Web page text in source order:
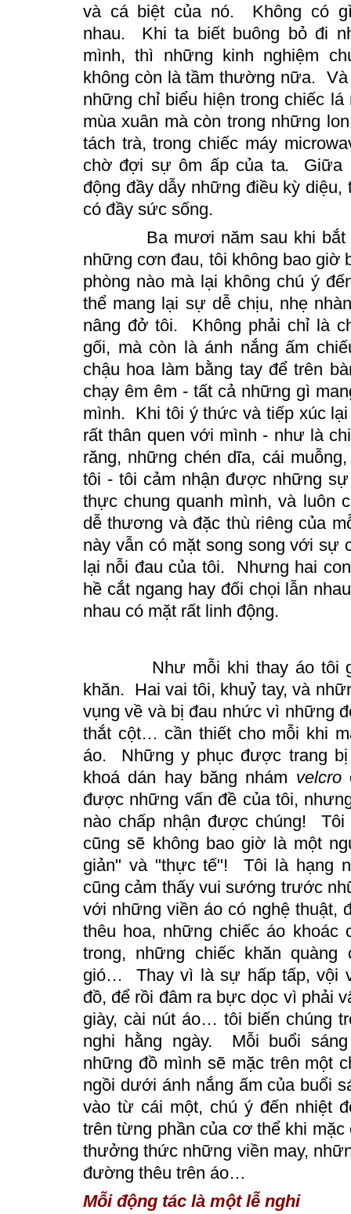
và cá biệt của nó. Không có
nhau. Khi ta biết buông bỏ đi
mình, thì những kinh nghiệm
không còn là tầm thường nữa. Và
những chỉ biểu hiện trong chiếc
mùa xuân mà còn trong những
tách trà, trong chiếc máy
chờ đợi sự ôm ấp của ta.
Giữa
động đầy dẫy những điều kỳ diệu,
có đầy sức sống.
Ba mươi năm sau khi bắt
những cơn đau, tôi không bao giờ
phòng nào mà lại không chú ý
thể mang lại sự dễ chịu, nhẹ
nâng đở tôi. Không phải chỉ là
gối, mà còn là ánh nắng ấm
chậu hoa làm bằng tay để trên
chạy êm êm - tất cả những gì
mình. Khi tôi ý thức và tiếp xúc
rất thân quen với mình - như là
răng, những chén dĩa, cái
tôi - tôi cảm nhận được những
thực chung quanh mình, và luôn
dễ thương và đặc thù riêng của
này vẫn có mặt song song với sự
lại nỗi đau của tôi. Nhưng hai
hề cắt ngang hay đối chọi lẫn
nhau có mặt rất linh động.
Như mỗi khi thay áo tôi
khăn. Hai vai tôi, khuỷ tay, và
vụng về và bị đau nhức vì những
thắt cột… cần thiết cho mỗi khi
áo. Những y phục được trang
khoá dán hay băng nhám velcro
được những vấn đề của tôi,
nào chấp nhận được chúng!
cũng sẽ không bao giờ là một
giản" và "thực tế"! Tôi là hạng
cũng cảm thấy vui sướng trước
với những viền áo có nghệ thuật,
thêu hoa, những chiếc áo khoác
trong, những chiếc khăn quàng
gió… Thay vì là sự hấp tấp, vội
đồ, để rồi đâm ra bực dọc vì phải
giày, cài nút áo… tôi biến chúng
nghi hằng ngày. Mỗi buổi
những đồ mình sẽ mặc trên một
ngồi dưới ánh nắng ấm của buổi
vào từ cái một, chú ý đến nhiệt
trên từng phần của cơ thể khi
thưởng thức những viền may,
đường thêu trên áo…
Mỗi động tác là một lễ nghi